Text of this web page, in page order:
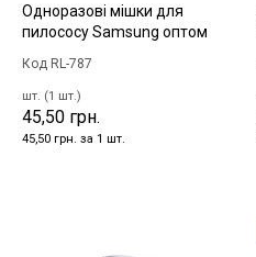
Одноразові мішки для
пилососу Samsung оптом
Код RL-787
шт. (1 шт.)
45,50 грн.
45,50 грн. за 1 шт.